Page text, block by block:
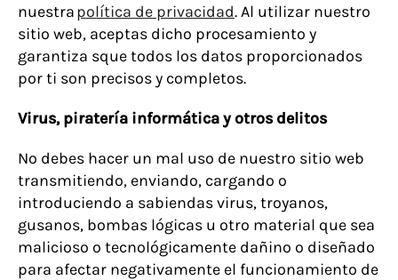
nuestrapolítica de privacidad. Al utilizar nuestro
sitio web, aceptas dicho procesamiento y
garantiza sque todos los datos proporcionados
por ti son precisos y completos.
Virus, piratería informática y otros delitos
No debes hacer un mal uso de nuestro sitio web
transmitiendo, enviando, cargando o
introduciendo a sabiendas virus, troyanos,
gusanos, bombas lógicas u otro material que sea
malicioso o tecnológicamente dañino o diseñado
para afectar negativamente el funcionamiento de